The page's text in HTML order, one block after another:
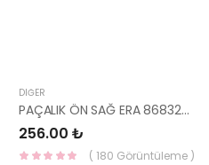
DIĞER
PAÇALIK ÖN SAĞ ERA 86832-1E000-YS
256.00 ₺
( 180 Görüntüleme )